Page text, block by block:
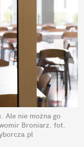
Ale nie można go
Broniarz. fot.